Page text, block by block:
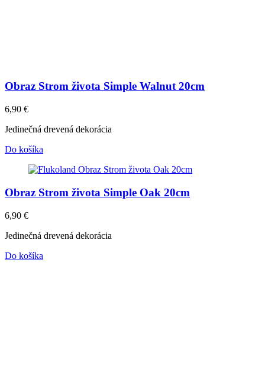
Obraz Strom života Simple Walnut 20cm
6,90 €
Jedinečná drevená dekorácia
Do košíka
Obraz Strom života Simple Oak 20cm
6,90 €
Jedinečná drevená dekorácia
Do košíka